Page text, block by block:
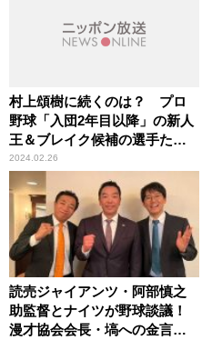
村上頌樹に続くのは？ プロ
野球「入団2年目以降」の新人
王＆ブレイク候補の選手たち
（セ・リーグ編）
2024.02.26
読売ジャイアンツ・阿部慎之
助監督とナイツが野球談議！
漫才協会会長・塙への金言